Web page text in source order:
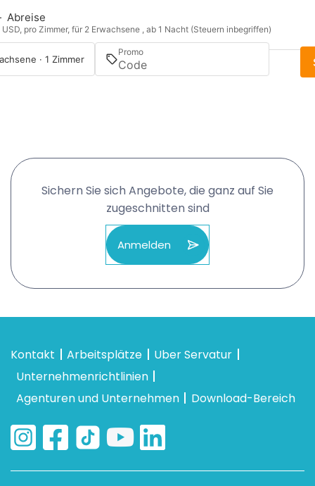
Abreise
pro Zimmer, für 2 Erwachsene , ab 1 Nacht (Steuern inbegriffen)
· 1 Zimmer
Promo
Sichern Sie sich Angebote, die ganz auf Sie
zugeschnitten sind
Anmelden
Kontakt Arbeitsplätze
Uber Servatur
Unternehmenrichtlinien
Agenturen und Unternehmen
Download-Bereich